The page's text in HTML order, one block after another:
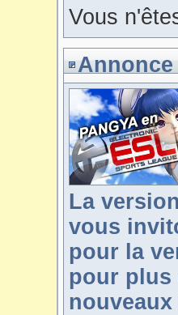
Vous
Annonce
La
vous
pour la
pour plus